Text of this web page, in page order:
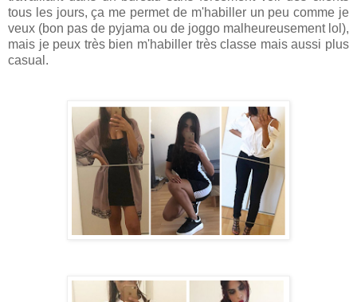
tous les jours, ça me permet de m'habiller un peu comme je
veux (bon pas de pyjama ou de joggo malheureusement lol),
mais je peux très bien m'habiller très classe mais aussi plus
casual.